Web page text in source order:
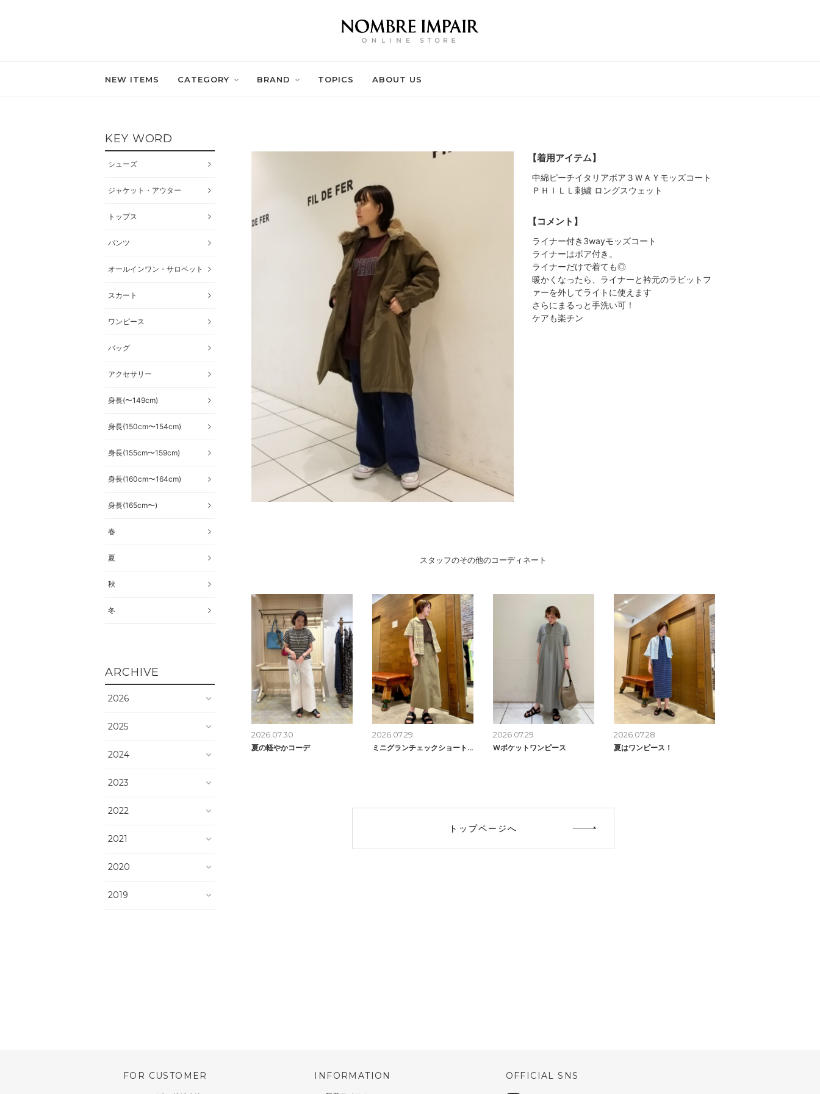
NEW ITEMS CATEGORY BRAND TOPICS ABOUT US
【着用アイテム】
中綿ピーチイタリアボア３ＷＡＹモッズコート
ＰＨＩＬＬ刺繍 ロングスウェット
【コメント】
ライナー付き3wayモッズコート
ライナーはボア付き。
ライナーだけで着ても◎
暖かくなったら、ライナーと衿元のラビットフ
ァーを外してライトに使えます
さらにまるっと手洗い可！
ケアも楽チン
スタッフのその他のコーディネート
2026.07.30
夏の軽やかコーデ
2026.07.29
ミニグランチェックショートシャツ
2026.07.29
Wポケットワンピース
2026.07.28
夏はワンピース！
トップページへ
KEY WORD
シューズ
ジャケット・アウター
トップス
パンツ
オールインワン・サロペット
スカート
ワンピース
バッグ
アクセサリー
身長(〜149cm)
身長(150cm〜154cm)
身長(155cm〜159cm)
身長(160cm〜164cm)
身長(165cm〜)
春
夏
秋
冬
ARCHIVE
2026
2025
2024
2023
2022
2021
2020
2019
FOR CUSTOMER INFORMATION OFFICIAL SNS